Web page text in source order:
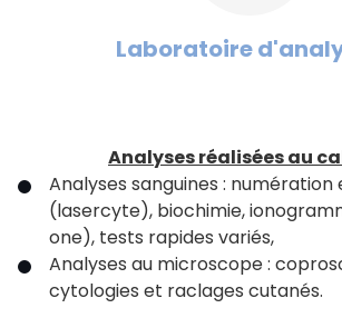
Laboratoire
Analyses réalisées au
Analyses sanguines :
(lasercyte), biochimie,
one), tests rapides variés,
Analyses au microscope :
cytologies et raclages cutanés.